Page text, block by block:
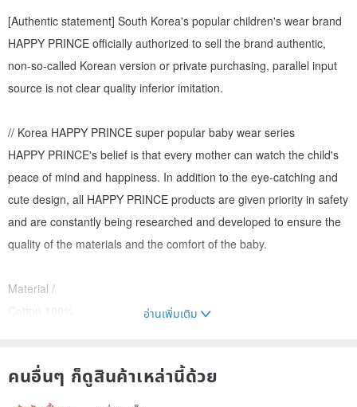
[Authentic statement] South Korea's popular children's wear brand
HAPPY PRINCE officially authorized to sell the brand authentic,
non-so-called Korean version or private purchasing, parallel input
source is not clear quality inferior imitation.
// Korea HAPPY PRINCE super popular baby wear series
HAPPY PRINCE's belief is that every mother can watch the child's
peace of mind and happiness. In addition to the eye-catching and
cute design, all HAPPY PRINCE products are given priority in safety
and are constantly being researched and developed to ensure the
quality of the materials and the comfort of the baby.
Material /
Cotton 100%
อ่านเพิ่มเติม
คนอื่นๆ ก็ดูสินค้าเหล่านี้ด้วย